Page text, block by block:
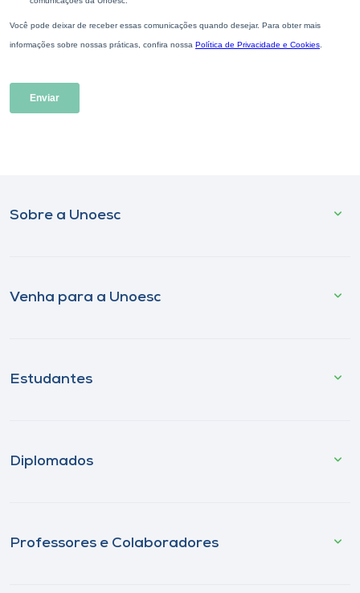
Sobre a Unoesc
Venha para a Unoesc
Estudantes
Diplomados
Professores e Colaboradores